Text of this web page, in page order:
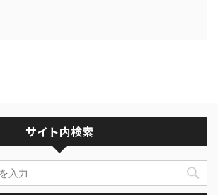
サイト内検索